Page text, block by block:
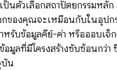
ป็นตัวเลือกสถาปัตยกรรมหลั
กของคุณจะเหมือนกับในอุป
หรับข้อมูลคีย์-ค่า หรือออบเจ็
อมูลที่มีโครงสร้างซับซ้อนกว่า
น